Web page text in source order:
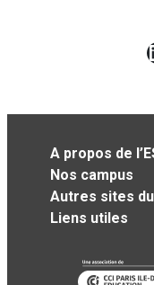
A propos de
Nos campus
Autres sites
Liens utiles